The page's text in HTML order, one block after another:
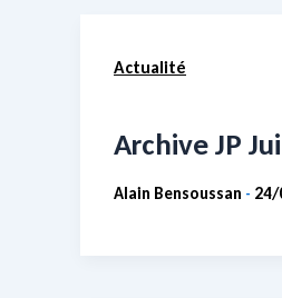
Actualité
Archive JP
Alain Bensoussan - 24/